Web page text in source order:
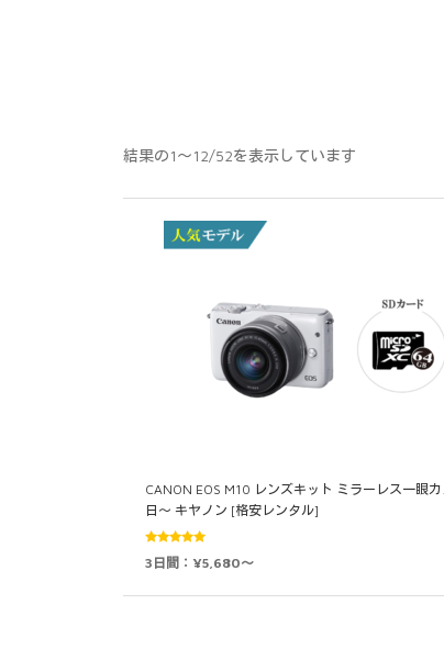
結果の1～12/52を表示しています
CANON EOS M10 レンズキット ミラーレス一眼
日～ キヤノン [格安レンタル]
5段階中
3日間：¥5,680～